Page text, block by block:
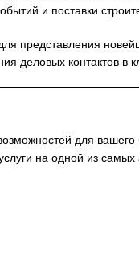
и поставки
представления
деловых контактов в
для
на одной из